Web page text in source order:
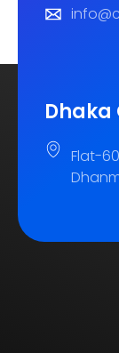
Dhaka
Flat-